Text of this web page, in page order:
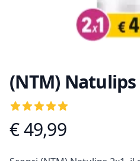
(NTM) Natulips
Recensioni
5out of 5 stars
Informazioni prodotto
€ 49,99